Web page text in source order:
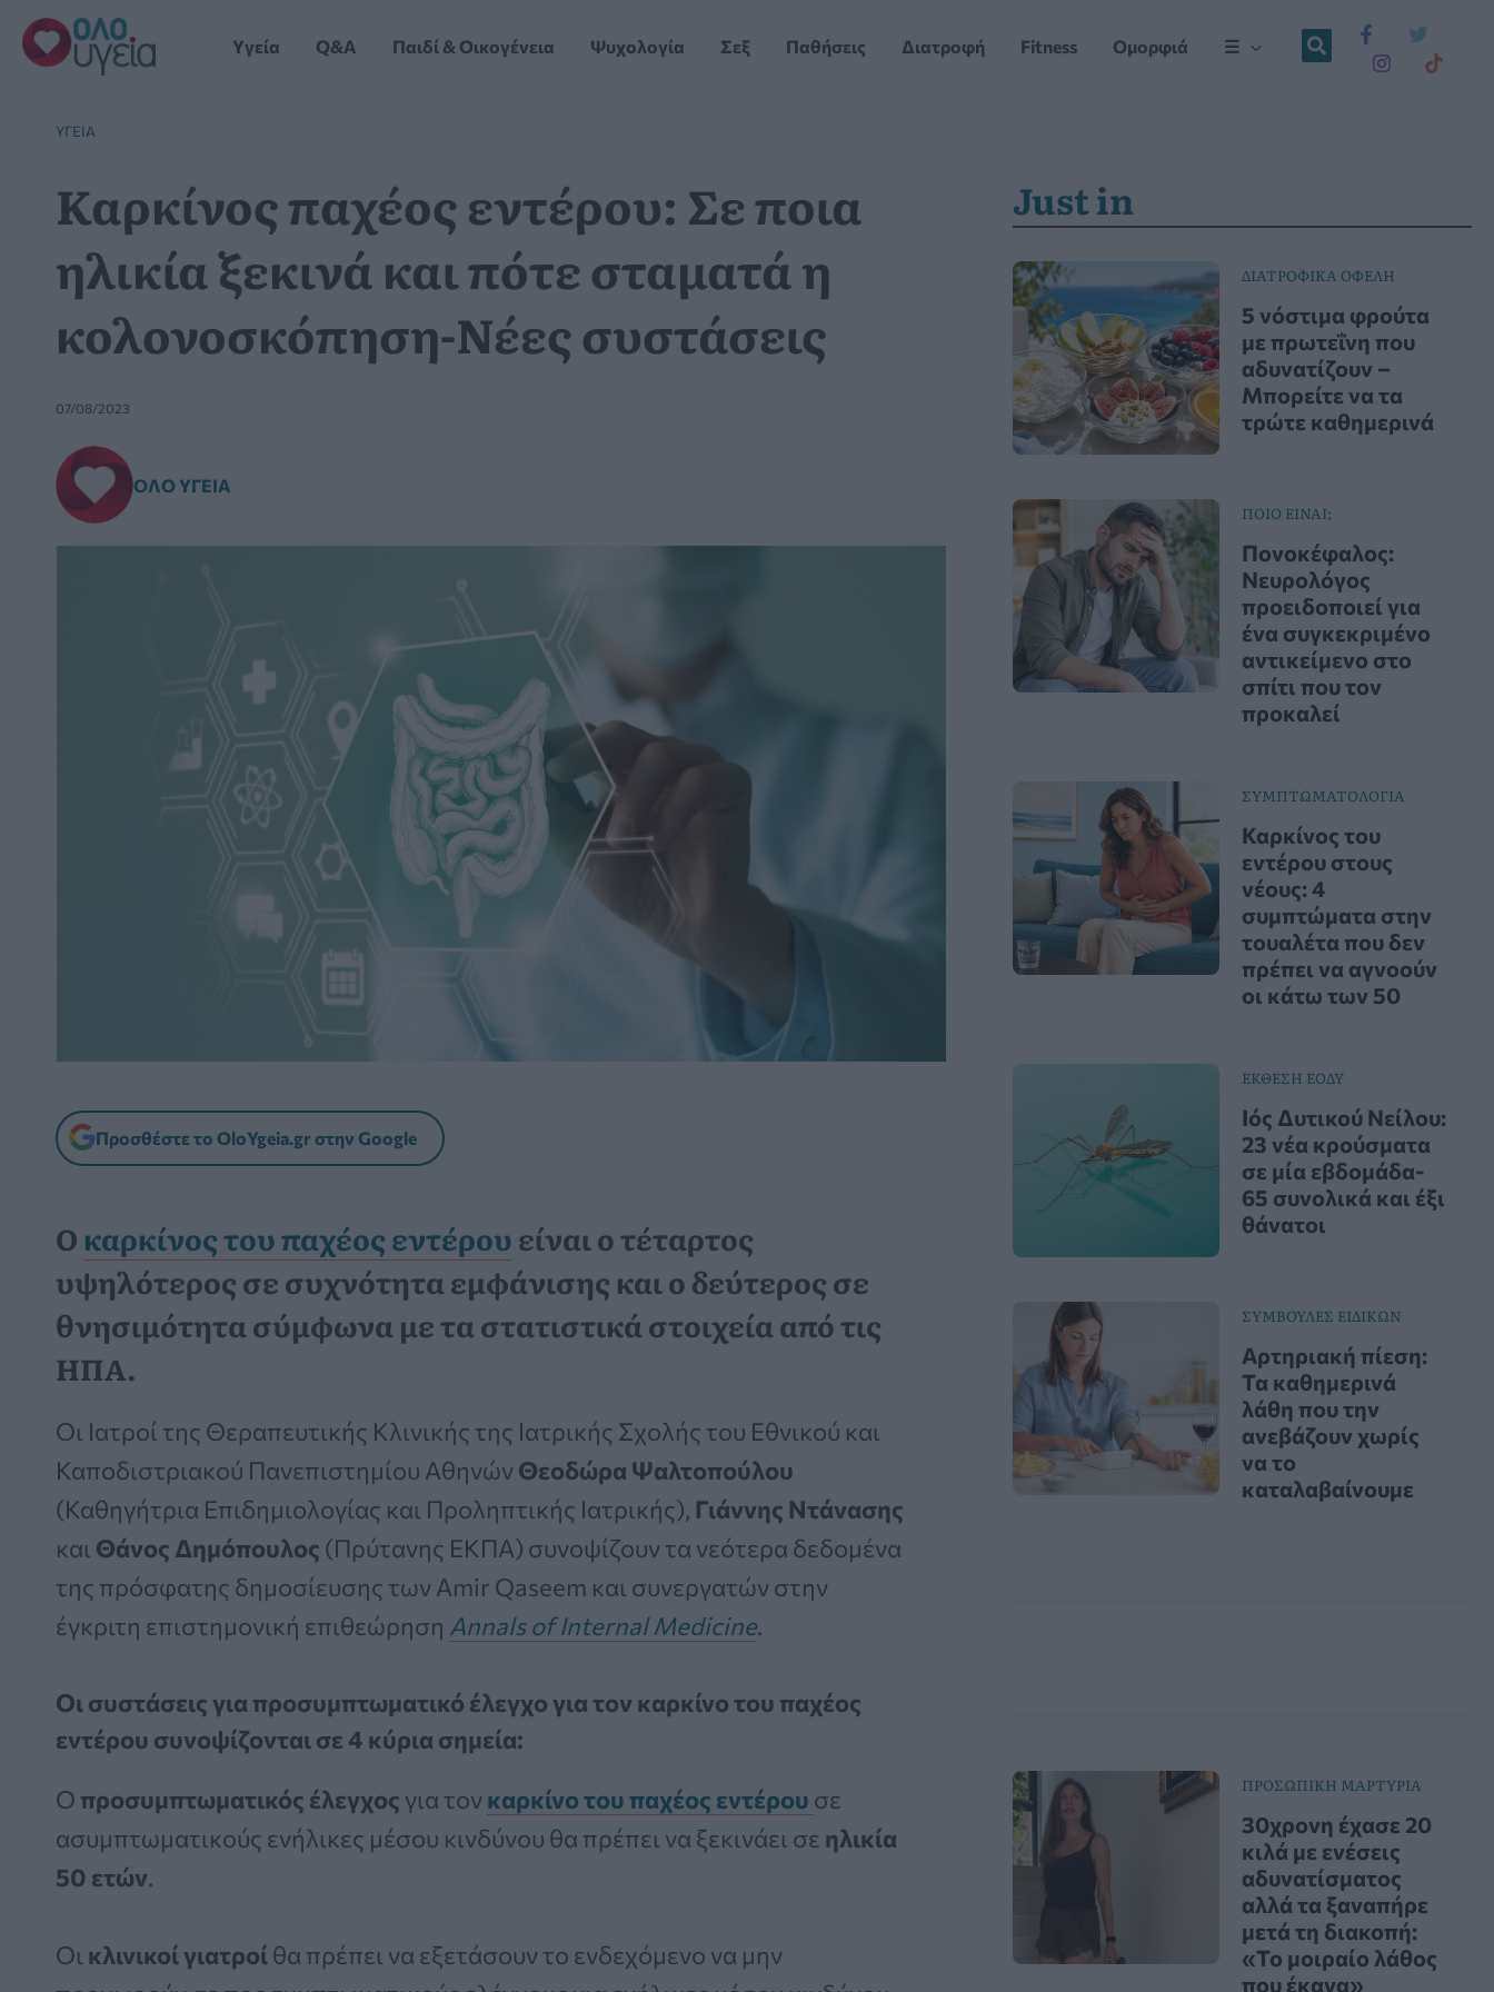
Μετάβαση
στο
περιεχόμενο
Yγεία Q&A Παιδί & Οικογένεια Ψυχολογία Σεξ Παθήσεις Διατροφή Fitness Ομορφιά ☰
YΓΕΊΑ
Καρκίνος παχέος εντέρου: Σε ποια
ηλικία ξεκινά και πότε σταματά η
κολονοσκόπηση-Νέες συστάσεις
07/08/2023
ΌΛΟ ΥΓΕΊΑ
Προσθέστε το OloYgeia.gr στην Google
Ο καρκίνος του παχέος εντέρουείναι ο τέταρτος
υψηλότερος σε συχνότητα εμφάνισης και ο δεύτερος σε
θνησιμότητα σύμφωνα με τα στατιστικά στοιχεία από τις
ΗΠΑ.
Οι Ιατροί της Θεραπευτικής Κλινικής της Ιατρικής Σχολής του Εθνικού και
Καποδιστριακού Πανεπιστημίου Αθηνών Θεοδώρα Ψαλτοπούλου
(Καθηγήτρια Επιδημιολογίας και Προληπτικής Ιατρικής), Γιάννης Ντάνασης
και Θάνος Δημόπουλος (Πρύτανης ΕΚΠΑ) συνοψίζουν τα νεότερα δεδομένα
της πρόσφατης δημοσίευσης των Amir Qaseem και συνεργατών στην
έγκριτη επιστημονική επιθεώρηση Annals of Internal Medicine.
Οι συστάσεις για προσυμπτωματικό έλεγχο για τον καρκίνο του παχέος
εντέρου συνοψίζονται σε 4 κύρια σημεία:
O προσυμπτωματικός έλεγχος για τον καρκίνο του παχέος εντέρου σε
ασυμπτωματικούς ενήλικες μέσου κινδύνου θα πρέπει να ξεκινάει σε ηλικία
50 ετών.
Οι κλινικοί γιατροίθα πρέπει να εξετάσουν το ενδεχόμενο να μην
Just in
ΔΙΑΤΡΟΦΙΚΑ ΟΦΕΛΗ
5 νόστιμα φρούτα
με πρωτεΐνη που
αδυνατίζουν –
Μπορείτε να τα
τρώτε καθημερινά
ΠΟΙΟ ΕΙΝΑΙ;
Πονοκέφαλος:
Νευρολόγος
προειδοποιεί για
ένα συγκεκριμένο
αντικείμενο στο
σπίτι που τον
προκαλεί
ΣΥΜΠΤΩΜΑΤΟΛΟΓΙΑ
Καρκίνος του
εντέρου στους
νέους: 4
συμπτώματα στην
τουαλέτα που δεν
πρέπει να αγνοούν
οι κάτω των 50
ΕΚΘΕΣΗ ΕΟΔΥ
Ιός Δυτικού Νείλου:
23 νέα κρούσματα
σε μία εβδομάδα-
65 συνολικά και έξι
θάνατοι
ΣΥΜΒΟΥΛΕΣ ΕΙΔΙΚΩΝ
Αρτηριακή πίεση:
Τα καθημερινά
λάθη που την
ανεβάζουν χωρίς
να το
καταλαβαίνουμε
ΠΡΟΣΩΠΙΚΗ ΜΑΡΤΥΡΙΑ
30χρονη έχασε 20
κιλά με ενέσεις
αδυνατίσματος
αλλά τα ξαναπήρε
μετά τη διακοπή:
«Το μοιραίο λάθος
που έκανα»